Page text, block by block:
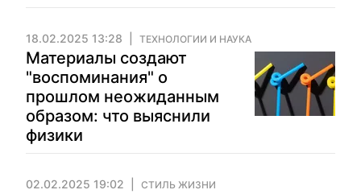
18.02.2025 13:28 ТЕХНОЛОГИИ И НАУКА
Материалы создают
"воспоминания" о
прошлом неожиданным
образом: что выяснили
физики
02.02.2025 19:02 СТИЛЬ ЖИЗНИ